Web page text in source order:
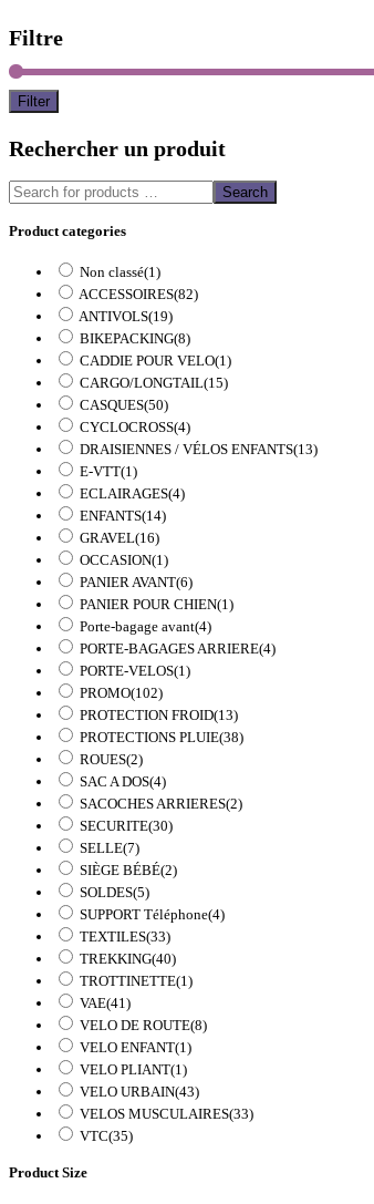
Filtre
Filter
Rechercher un produit
Search
Product categories
Non classé(1)
ACCESSOIRES(82)
ANTIVOLS(19)
BIKEPACKING(8)
CADDIE POUR VELO(1)
CARGO/LONGTAIL(15)
CASQUES(50)
CYCLOCROSS(4)
DRAISIENNES / VÉLOS ENFANTS(13)
E-VTT(1)
ECLAIRAGES(4)
ENFANTS(14)
GRAVEL(16)
OCCASION(1)
PANIER AVANT(6)
PANIER POUR CHIEN(1)
Porte-bagage avant(4)
PORTE-BAGAGES ARRIERE(4)
PORTE-VELOS(1)
PROMO(102)
PROTECTION FROID(13)
PROTECTIONS PLUIE(38)
ROUES(2)
SAC A DOS(4)
SACOCHES ARRIERES(2)
SECURITE(30)
SELLE(7)
SIÈGE BÉBÉ(2)
SOLDES(5)
SUPPORT Téléphone(4)
TEXTILES(33)
TREKKING(40)
TROTTINETTE(1)
VAE(41)
VELO DE ROUTE(8)
VELO ENFANT(1)
VELO PLIANT(1)
VELO URBAIN(43)
VELOS MUSCULAIRES(33)
VTC(35)
Product Size